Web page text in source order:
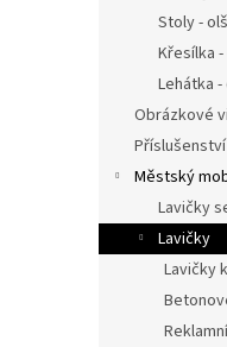
Stoly -
Křesílka
Lehátka
Obrázkové
Městský
Lavičky
Lavičky
Lavičky